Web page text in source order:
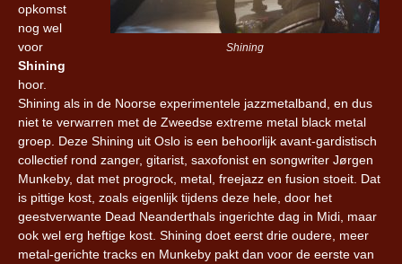
Shining
opkomst
nog wel
voor
Shining
hoor.
Shining als in de Noorse experimentele jazzmetalband, en dus
niet te verwarren met de Zweedse extreme metal black metal
groep. Deze Shining uit Oslo is een behoorlijk avant-gardistisch
collectief rond zanger, gitarist, saxofonist en songwriter Jørgen
Munkeby, dat met progrock, metal, freejazz en fusion stoeit. Dat
is pittige kost, zoals eigenlijk tijdens deze hele, door het
geestverwante Dead Neanderthals ingerichte dag in Midi, maar
ook wel erg heftige kost. Shining doet eerst drie oudere, meer
metal-gerichte tracks en Munkeby pakt dan voor de eerste van